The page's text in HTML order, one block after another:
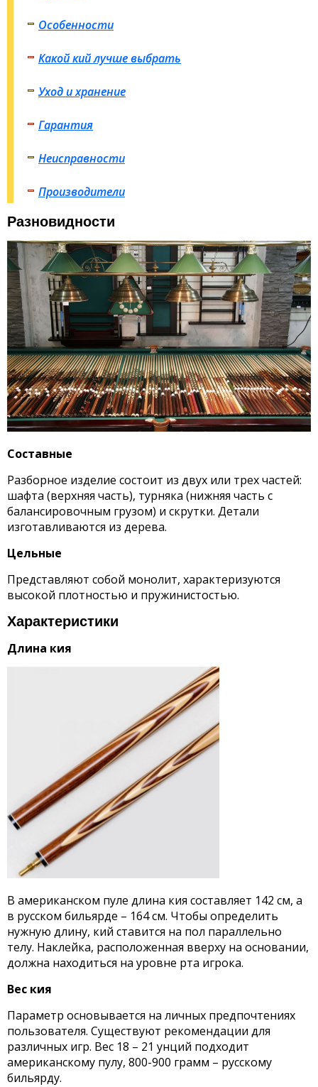
Особенности
Какой кий лучше выбрать
Уход и хранение
Гарантия
Неисправности
Производители
Разновидности
Составные
Разборное изделие состоит из двух или трех частей:
шафта (верхняя часть), турняка (нижняя часть с
балансировочным грузом) и скрутки. Детали
изготавливаются из дерева.
Цельные
Представляют собой монолит, характеризуются
высокой плотностью и пружинистостью.
Характеристики
Длина кия
В американском пуле длина кия составляет 142 см, а
в русском бильярде – 164 см. Чтобы определить
нужную длину, кий ставится на пол параллельно
телу. Наклейка, расположенная вверху на основании,
должна находиться на уровне рта игрока.
Вес кия
Параметр основывается на личных предпочтениях
пользователя. Существуют рекомендации для
различных игр. Вес 18 – 21 унций подходит
американскому пулу, 800-900 грамм – русскому
бильярду.